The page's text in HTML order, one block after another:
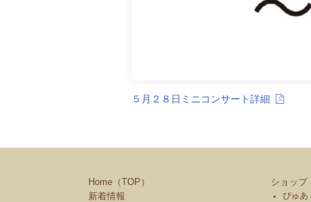
５月２８日ミニコンサート詳細
Home（TOP）
新着情報
ショップ
ぴゅあ